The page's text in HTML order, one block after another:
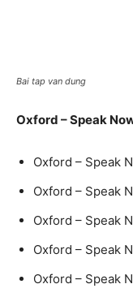
Bai tap van dung
Oxford – Speak
Oxford – Speak
Oxford – Speak
Oxford – Speak
Oxford – Speak
Oxford – Speak